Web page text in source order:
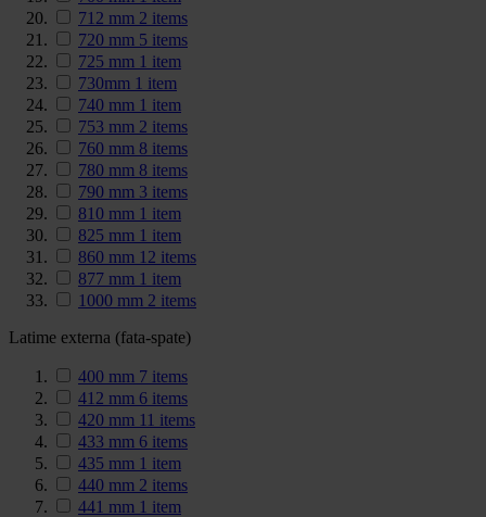
712 mm 2 items
720 mm 5 items
725 mm 1 item
730mm 1 item
740 mm 1 item
753 mm 2 items
760 mm 8 items
780 mm 8 items
790 mm 3 items
810 mm 1 item
825 mm 1 item
860 mm 12 items
877 mm 1 item
1000 mm 2 items
Latime externa (fata-spate)
400 mm 7 items
412 mm 6 items
420 mm 11 items
433 mm 6 items
435 mm 1 item
440 mm 2 items
441 mm 1 item